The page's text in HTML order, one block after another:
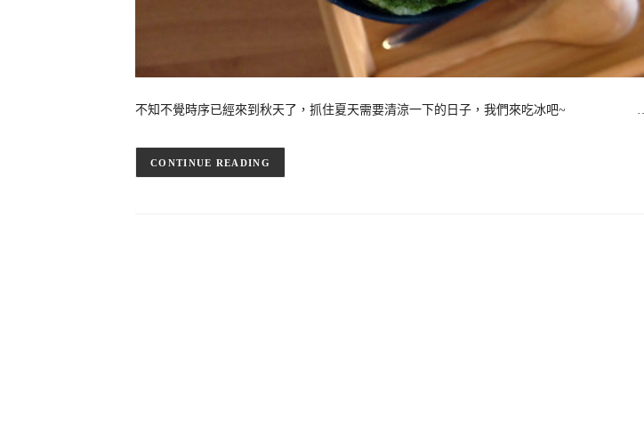
不知不覺時序已經來到秋天了，抓住夏天需要清涼一下的日子，我們來吃冰吧~ …
CONTINUE READING